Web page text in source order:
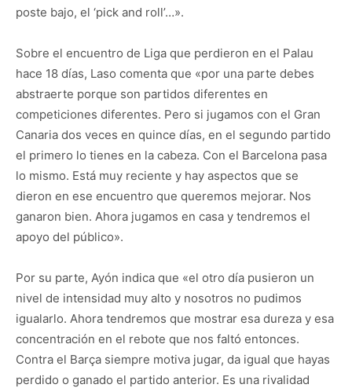
poste bajo, el ‘pick and roll’…».
Sobre el encuentro de Liga que perdieron en el Palau
hace 18 días, Laso comenta que «por una parte debes
abstraerte porque son partidos diferentes en
competiciones diferentes. Pero si jugamos con el Gran
Canaria dos veces en quince días, en el segundo partido
el primero lo tienes en la cabeza. Con el Barcelona pasa
lo mismo. Está muy reciente y hay aspectos que se
dieron en ese encuentro que queremos mejorar. Nos
ganaron bien. Ahora jugamos en casa y tendremos el
apoyo del público».
Por su parte, Ayón indica que «el otro día pusieron un
nivel de intensidad muy alto y nosotros no pudimos
igualarlo. Ahora tendremos que mostrar esa dureza y esa
concentración en el rebote que nos faltó entonces.
Contra el Barça siempre motiva jugar, da igual que hayas
perdido o ganado el partido anterior. Es una rivalidad